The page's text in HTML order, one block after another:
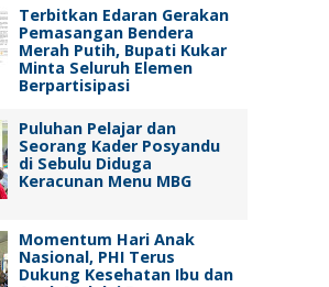
Terbitkan Edaran Gerakan
Pemasangan Bendera
Merah Putih, Bupati Kukar
Minta Seluruh Elemen
Berpartisipasi
Puluhan Pelajar dan
Seorang Kader Posyandu
di Sebulu Diduga
Keracunan Menu MBG
Momentum Hari Anak
Nasional, PHI Terus
Dukung Kesehatan Ibu dan